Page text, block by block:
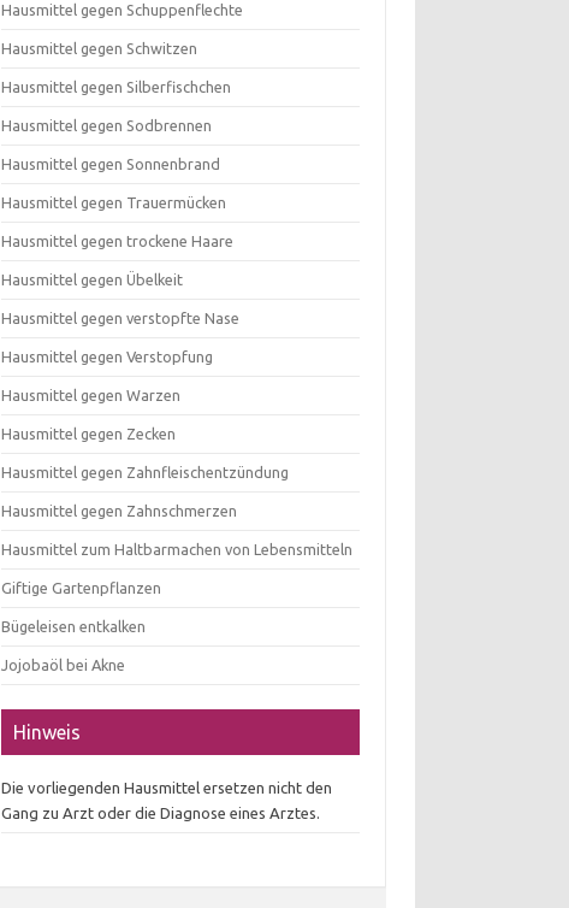
Hausmittel gegen Schuppenflechte
Hausmittel gegen Schwitzen
Hausmittel gegen Silberfischchen
Hausmittel gegen Sodbrennen
Hausmittel gegen Sonnenbrand
Hausmittel gegen Trauermücken
Hausmittel gegen trockene Haare
Hausmittel gegen Übelkeit
Hausmittel gegen verstopfte Nase
Hausmittel gegen Verstopfung
Hausmittel gegen Warzen
Hausmittel gegen Zecken
Hausmittel gegen Zahnfleischentzündung
Hausmittel gegen Zahnschmerzen
Hausmittel zum Haltbarmachen von Lebensmitteln
Giftige Gartenpflanzen
Bügeleisen entkalken
Jojobaöl bei Akne
Hinweis
Die vorliegenden Hausmittel ersetzen nicht den
Gang zu Arzt oder die Diagnose eines Arztes.